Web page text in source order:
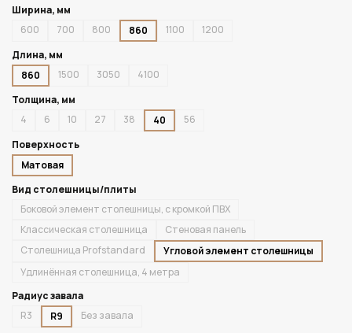
Ширина, мм
600
700 800 860 1100
1200
Длина, мм
860
1500 3050
4100
Толщина, мм
4
6 10 27 38 40
56
Поверхность
Матовая
Вид столешницы/плиты
Боковой элемент столешницы, с кромкой ПВХ
Классическая столешница
Стеновая панель
Столешница Profstandard
Угловой элемент столешницы
Удлинённая столешница, 4 метра
Радиус завала
R3
R9
Без завала